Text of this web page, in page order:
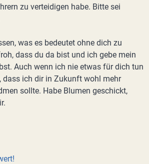
zu verteidigen habe. Bitte sei
was es bedeutet ohne dich zu
dass du da bist und ich gebe mein
Auch wenn ich nie etwas für dich tun
dass ich dir in Zukunft wohl mehr
sollte. Habe Blumen geschickt,